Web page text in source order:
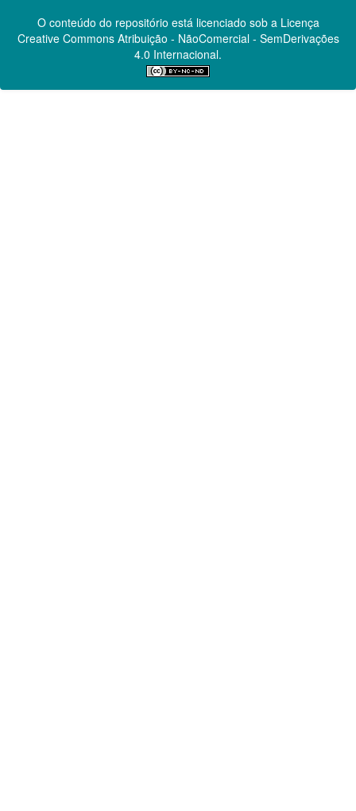
O conteúdo do repositório está licenciado sob a Licença
Creative CommonsAtribuição - NãoComercial - SemDerivações
4.0 Internacional.